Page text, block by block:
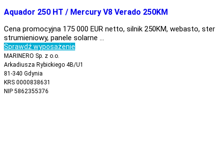
Aquador 250 HT / Mercury V8 Verado 250KM
Cena promocyjna 175 000 EUR netto, silnik 250KM, webasto, ster
strumieniowy, panele solarne …
Sprawdź wyposażenie
MARINERO Sp. z o.o.
Arkadiusza Rybickiego 4B/U1
81-340 Gdynia
KRS 0000838631
NIP 5862355376